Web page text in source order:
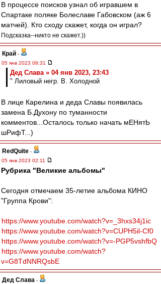
В процессе поисков узнал об игравшем в
Спартаке поляке Болеславе Габовском (аж 6
матчей). Кто сходу скажет, когда он играл?
Подсказка--никто не скажет.))
Край -
05 янв 2023 08:31
Дед Слава » 04 янв 2023, 23:43
" Лиловый негр. В. Холодной
В лице Карелина и деда Славы появилась
замена Б.Духону по туманности
комментов...Осталось только начать мЕНятЬ
шРифТ...)
RedQuite -
05 янв 2023 02:11
Рубрика "Великие альбомы"
Сегодня отмечаем 35-летие альбома КИНО
"Группа Крови":
https://www.youtube.com/watch?v=_3hxs34j1ic
https://www.youtube.com/watch?v=CUPH5il-Cf0
https://www.youtube.com/watch?v=-PGP5vshfbQ
https://www.youtube.com/watch?
v=G8TdNNRQsbE
Дед Слава -